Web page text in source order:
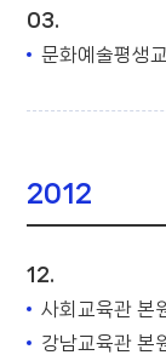
03.
문화예술평생
2012
12.
사회교육관 본
강남교육관 본